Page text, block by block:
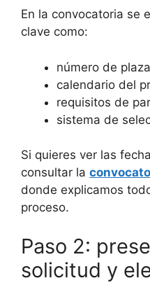
En la convocatoria se
clave como:
número de
calendario del
requisitos de
sistema de
Si quieres ver las
consultar la
donde explicamos
proceso.
Paso 2:
solicitud y